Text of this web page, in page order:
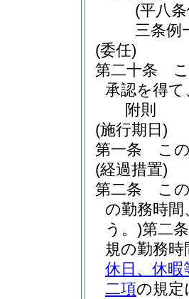
(平八
三条例
(委任)
第二十条
承認を得
附則
(施行期日)
第一条
こ
(経過措置)
第二条
こ
の勤務時間
う。)第二
規の勤務
休日、休
二項の規定